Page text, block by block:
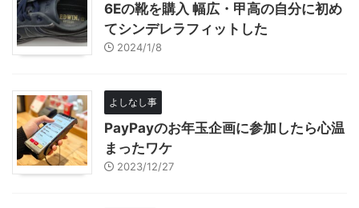
6Eの靴を購入 幅広・甲高の自分に初め
てシンデレラフィットした
2024/1/8
よしなし事
PayPayのお年玉企画に参加したら心温
まったワケ
2023/12/27